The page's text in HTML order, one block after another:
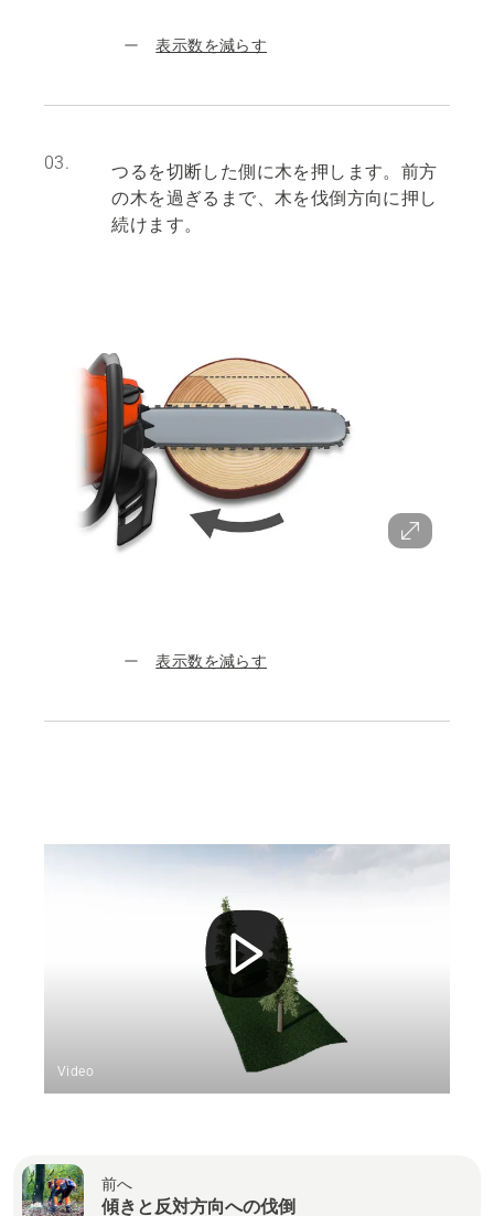
表示数を減らす
03.
つるを切断した側に木を押します。前方
の木を過ぎるまで、木を伐倒方向に押し
続けます。
表示数を減らす
Video
前へ
傾きと反対方向への伐倒